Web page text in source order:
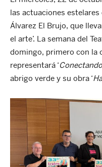
las actuaciones
Álvarez El Brujo, que
el arte’. La semana del
domingo, primero con la
representará ‘Conectando
abrigo verde y su obra ‘